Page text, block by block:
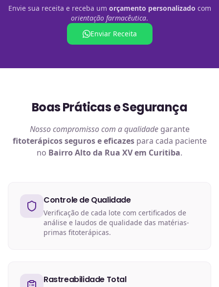
Envie sua receita e receba um orçamento personalizado com
orientação farmacêutica.
Enviar Receita
Boas Práticas e Segurança
Nosso compromisso com a qualidadegarante
fitoterápicosseguros e eficazespara cada paciente
no Bairro Alto da Rua XV em Curitiba.
Controle de Qualidade
Verificação de cada lote com certificados de
análise e laudos de qualidade das matérias-
primas fitoterápicas.
Rastreabilidade Total